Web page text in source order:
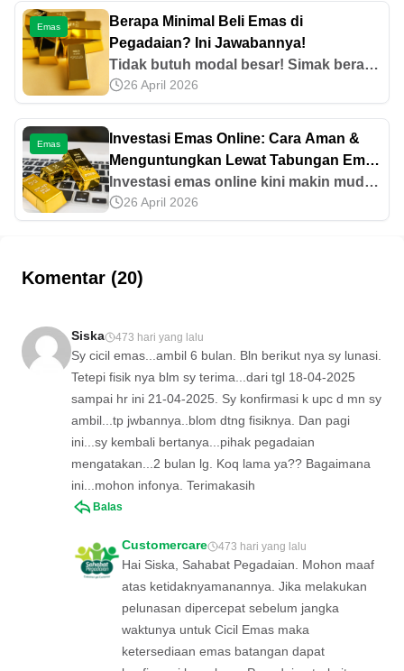
serta faktor yang menentukan harga
jualnya.
Emas
Berapa Minimal Beli Emas di
Pegadaian? Ini Jawabannya!
Tidak butuh modal besar! Simak berapa
minimal beli emas di Pegadaian beserta
prosedur pembeliannya untuk memulai
investasi pada penjelasan artikel ini!
26 April 2026
Emas
Investasi Emas Online: Cara Aman &
Menguntungkan Lewat Tabungan Emas
Pegadaian
Investasi emas online kini makin mudah
dan aman lewat Tabungan Emas
Pegadaian. Simak cara investasi emas,
keuntungan yang bisa kamu dapatkan.
26 April 2026
Komentar (20)
Siska 473 hari yang lalu
Sy cicil emas...ambil 6 bulan. Bln berikut nya sy lunasi.
Tetepi fisik nya blm sy terima...dari tgl 18-04-2025
sampai hr ini 21-04-2025. Sy konfirmasi k upc d mn sy
ambil...tp jwbannya..blom dtng fisiknya. Dan pagi
ini...sy kembali bertanya...pihak pegadaian
mengatakan...2 bulan lg. Koq lama ya?? Bagaimana
ini...mohon infonya. Terimakasih
Balas
Customercare 473 hari yang lalu
Hai Siska, Sahabat Pegadaian. Mohon maaf
atas ketidaknyamanannya. Jika melakukan
pelunasan dipercepat sebelum jangka
waktunya untuk Cicil Emas maka
ketersediaan emas batangan dapat